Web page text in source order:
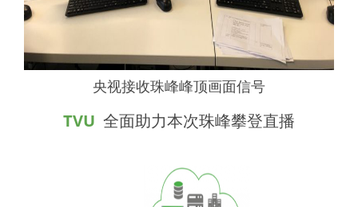
央视接收珠峰峰顶画面信号
TVU 全面助力本次珠峰攀登直播